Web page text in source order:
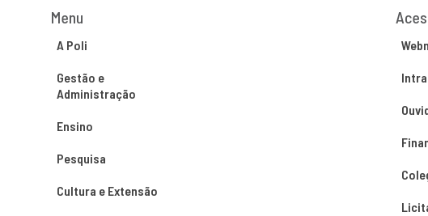
Menu
A Poli
Gestão e
Administração
Ensino
Pesquisa
Cultura e Extensão